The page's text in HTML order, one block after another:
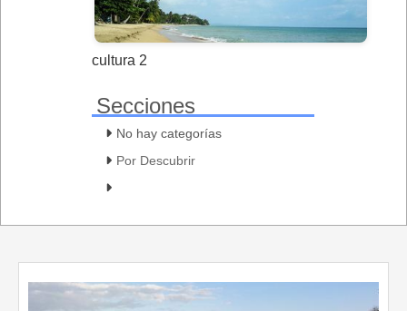
cultura 2
Secciones
No hay categorías
Por Descubrir